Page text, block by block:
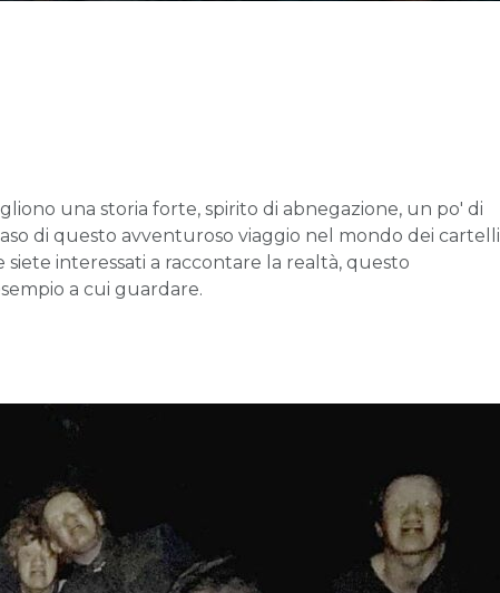
una storia forte, spirito di abnegazione, un po' di
di questo avventuroso viaggio nel mondo dei cartelli
interessati a raccontare la realtà, questo
a cui guardare.